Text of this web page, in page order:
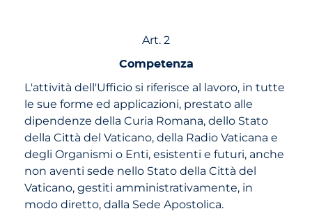
Art. 2
Competenza
L'attività dell'Ufficio si riferisce al lavoro, in tutte
le sue forme ed applicazioni, prestato alle
dipendenze della Curia Romana, dello Stato
della Città del Vaticano, della Radio Vaticana e
degli Organismi o Enti, esistenti e futuri, anche
non aventi sede nello Stato della Città del
Vaticano, gestiti amministrativamente, in
modo diretto, dalla Sede Apostolica.